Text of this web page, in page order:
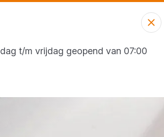
t/m vrijdag geopend van 07:00